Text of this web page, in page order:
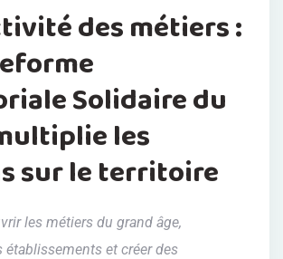
des métiers :
Solidaire du
les
sur le territoire
les métiers du grand âge,
établissements et créer des